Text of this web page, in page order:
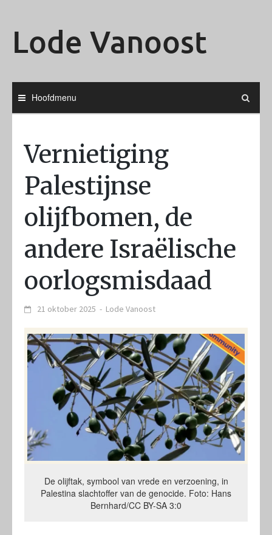
Lode Vanoost
Hoofdmenu
Vernietiging
Palestijnse
olijfbomen, de
andere Israëlische
oorlogsmisdaad
21 oktober 2025 - Lode Vanoost
De olijftak, symbool van vrede en verzoening, in
Palestina slachtoffer van de genocide. Foto: Hans
Bernhard/CC BY-SA 3:0